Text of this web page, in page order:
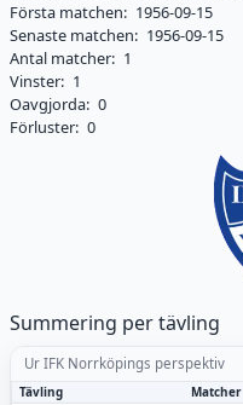
Första matchen: 1956-09-15
Senaste matchen: 1956-09-15
Antal matcher: 1
Vinster: 1
Oavgjorda: 0
Förluster: 0
Summering per tävling
Ur IFK Norrköpings perspektiv
Tävling Matcher